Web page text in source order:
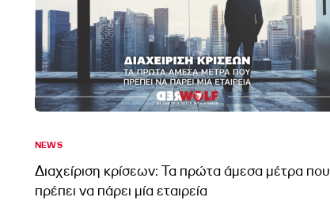
NEWS
Διαχείριση κρίσεων: Τα πρώτα άμεσα μέτρα που
πρέπει να πάρει μία εταιρεία